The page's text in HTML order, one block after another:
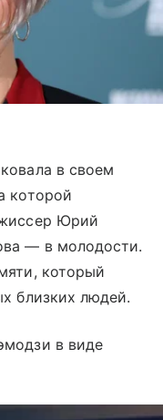
в своем
которой
Юрий
— в молодости.
который
близких людей.
в виде